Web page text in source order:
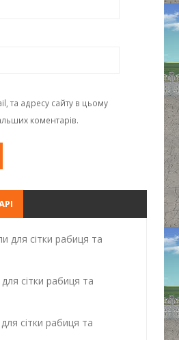
та адресу сайту в цьому
коментарів.
для сітки рабиця та
сітки рабиця та
сітки рабиця та